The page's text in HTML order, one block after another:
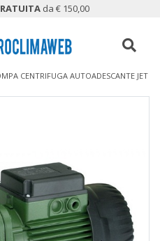
da € 150,00
CENTRIFUGA AUTOADESCANTE JET